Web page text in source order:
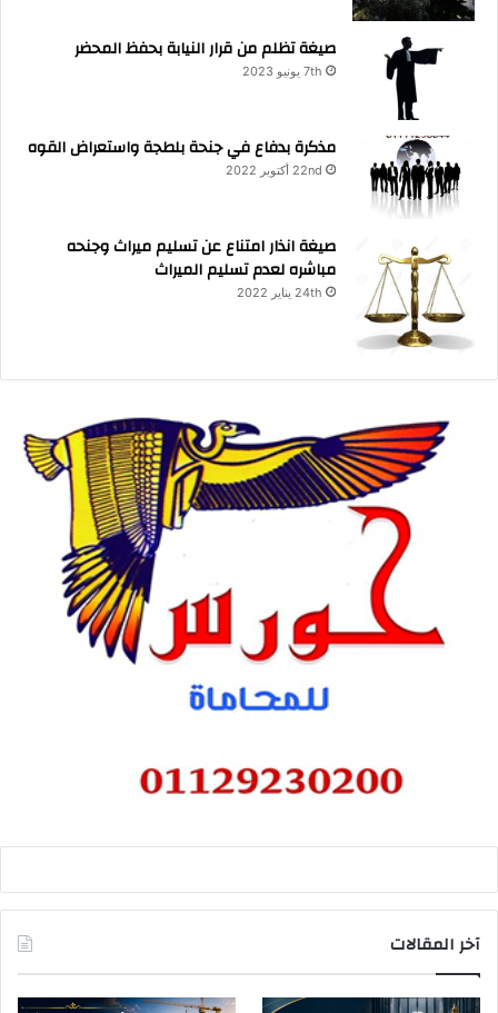
صيغة تظلم من قرار النيابة بحفظ المحضر
7th يونيو 2023
مذكرة بدفاع في جنحة بلطجة واستعراض القوه
22nd أكتوبر 2022
صيغة انذار امتناع عن تسليم ميراث وجنحه
مباشره لعدم تسليم الميراث
24th يناير 2022
آخر المقالات